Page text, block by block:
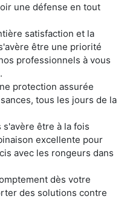
une défense en tout
satisfaction et la
être une priorité
professionnels à vous
protection assurée
tous les jours de la
être à la fois
excellente pour
avec les rongeurs dans
dès votre
des solutions contre